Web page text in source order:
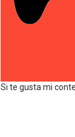
Si te gusta mi